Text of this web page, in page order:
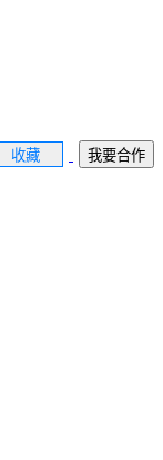
收藏 我要合作